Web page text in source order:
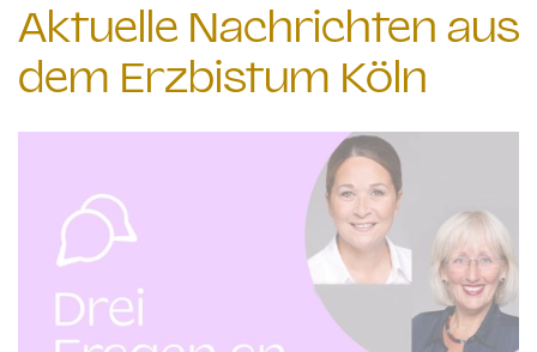
Aktuelle Nachrichten aus
dem Erzbistum Köln